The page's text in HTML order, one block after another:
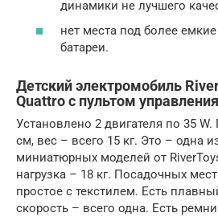
динамики не лучшего
нет места под более
батареи.
Детский электромобиль
Quattro с пультом управления
Установлено 2 двигателя по 35 W.
cм, вес – всего 15 кг. Это – одна
миниатюрных моделей от
нагрузка – 18 кг. Посадочных
простое с текстилем. Есть
скорость – всего одна. Есть